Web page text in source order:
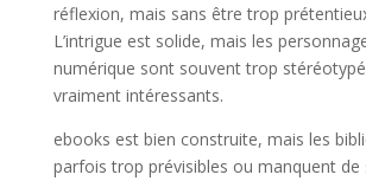
réflexion, mais sans être trop
L’intrigue est solide, mais les
numérique sont souvent trop
vraiment intéressants.
ebooks est bien construite, mais les
parfois trop prévisibles ou manquent de